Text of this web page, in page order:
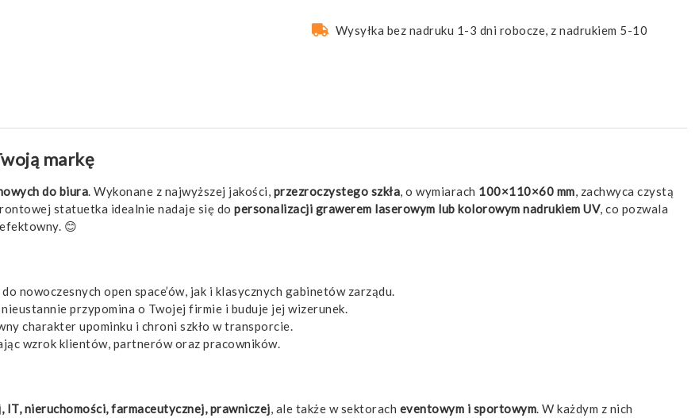
Wysyłka bez nadruku 1-3 dni robocze, z nadrukiem 5-10
markę
do biura. Wykonane z najwyższej jakości, przezroczystego szkła, o wymiarach 100×110×60 mm, zachwyca czystą
statuetka idealnie nadaje się do personalizacji grawerem laserowym lub kolorowym nadrukiem UV, co pozwala
😊
nowoczesnych open space’ów, jak i klasycznych gabinetów zarządu.
przypomina o Twojej firmie i buduje jej wizerunek.
charakter upominku i chroni szkło w transporcie.
wzrok klientów, partnerów oraz pracowników.
IT, nieruchomości, farmaceutycznej, prawniczej, ale także w sektorach eventowym i sportowym. W każdym z nich